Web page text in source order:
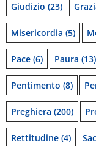
Giudizio (23)
Misericordia (5)
Pace (6) Paura (13)
Pentimento (8)
Preghiera (200)
Rettitudine (4)